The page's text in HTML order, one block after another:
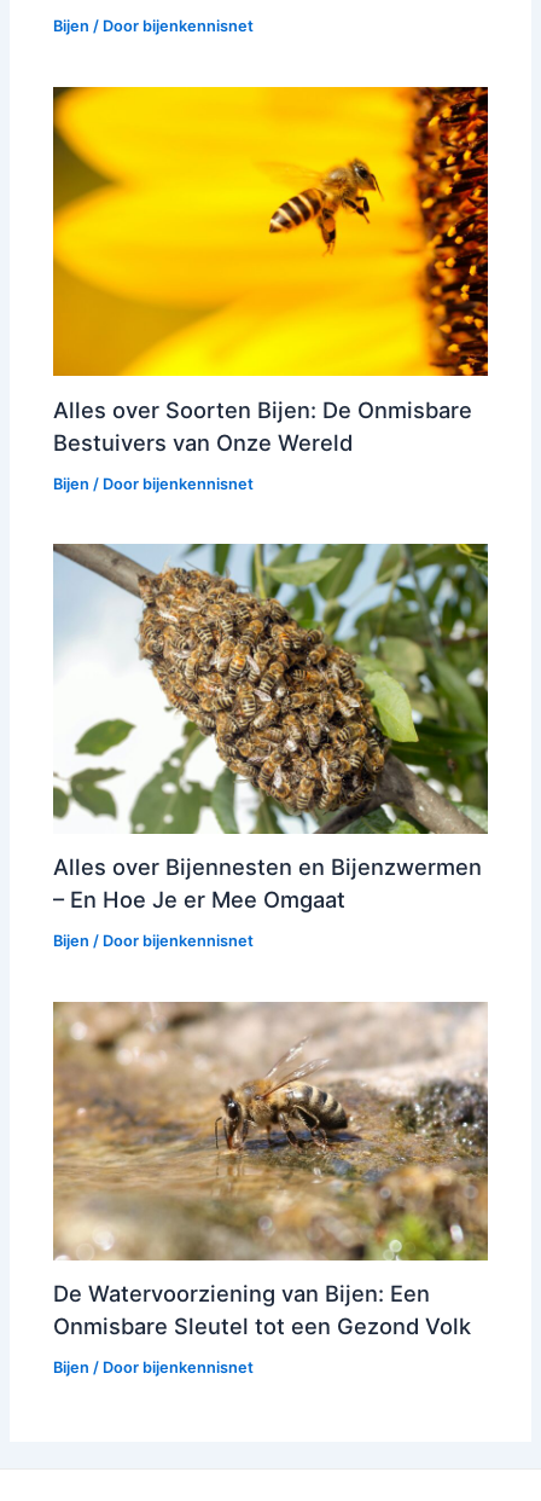
Bijen / Door bijenkennisnet
Alles over Soorten Bijen: De Onmisbare
Bestuivers van Onze Wereld
Bijen / Door bijenkennisnet
Alles over Bijennesten en Bijenzwermen
– En Hoe Je er Mee Omgaat
Bijen / Door bijenkennisnet
De Watervoorziening van Bijen: Een
Onmisbare Sleutel tot een Gezond Volk
Bijen / Door bijenkennisnet